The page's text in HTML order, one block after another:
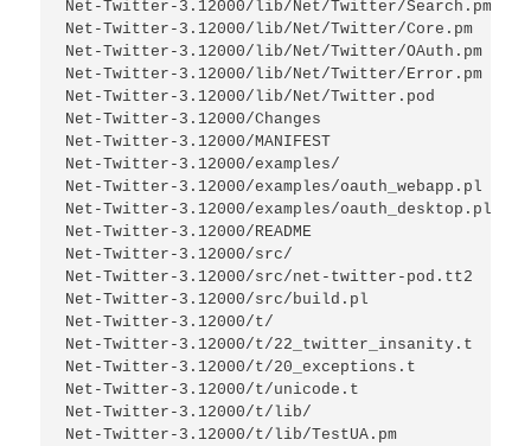
Net-Twitter-3.12000/lib/Net/Twitter/Search.pm
Net-Twitter-3.12000/lib/Net/Twitter/Core.pm
Net-Twitter-3.12000/lib/Net/Twitter/OAuth.pm
Net-Twitter-3.12000/lib/Net/Twitter/Error.pm
Net-Twitter-3.12000/lib/Net/Twitter.pod
Net-Twitter-3.12000/Changes
Net-Twitter-3.12000/MANIFEST
Net-Twitter-3.12000/examples/
Net-Twitter-3.12000/examples/oauth_webapp.pl
Net-Twitter-3.12000/examples/oauth_desktop.pl
Net-Twitter-3.12000/README
Net-Twitter-3.12000/src/
Net-Twitter-3.12000/src/net-twitter-pod.tt2
Net-Twitter-3.12000/src/build.pl
Net-Twitter-3.12000/t/
Net-Twitter-3.12000/t/22_twitter_insanity.t
Net-Twitter-3.12000/t/20_exceptions.t
Net-Twitter-3.12000/t/unicode.t
Net-Twitter-3.12000/t/lib/
Net-Twitter-3.12000/t/lib/TestUA.pm